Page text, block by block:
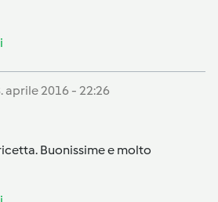
aprile 2016 - 22:26
Buonissime e molto